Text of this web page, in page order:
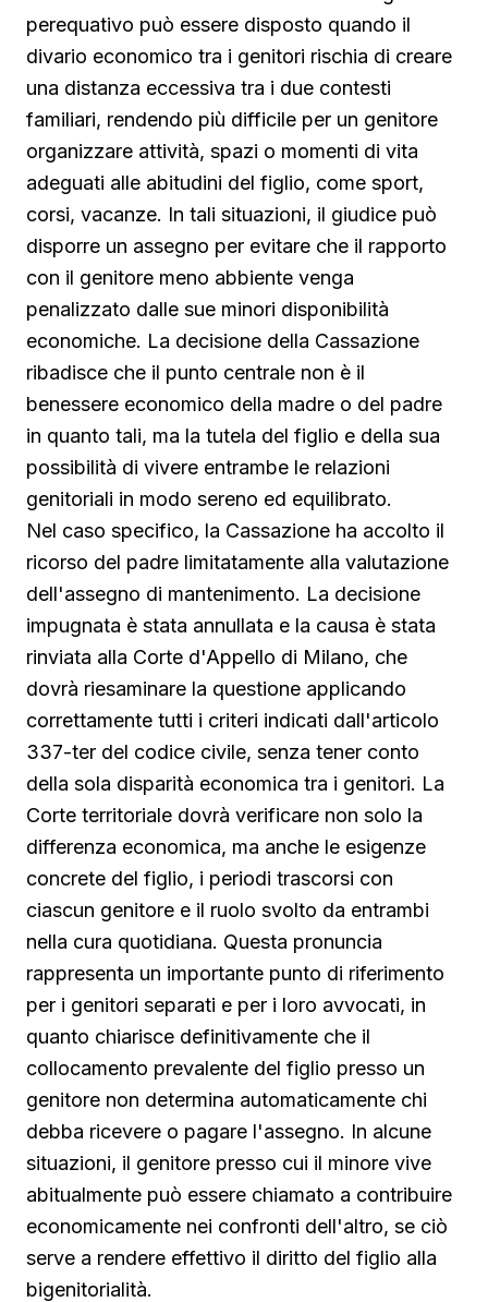
perequativo può essere disposto quando il
divario economico tra i genitori rischia di creare
una distanza eccessiva tra i due contesti
familiari, rendendo più difficile per un genitore
organizzare attività, spazi o momenti di vita
adeguati alle abitudini del figlio, come sport,
corsi, vacanze. In tali situazioni, il giudice può
disporre un assegno per evitare che il rapporto
con il genitore meno abbiente venga
penalizzato dalle sue minori disponibilità
economiche. La decisione della Cassazione
ribadisce che il punto centrale non è il
benessere economico della madre o del padre
in quanto tali, ma la tutela del figlio e della sua
possibilità di vivere entrambe le relazioni
genitoriali in modo sereno ed equilibrato.
Nel caso specifico, la Cassazione ha accolto il
ricorso del padre limitatamente alla valutazione
dell'assegno di mantenimento. La decisione
impugnata è stata annullata e la causa è stata
rinviata alla Corte d'Appello di Milano, che
dovrà riesaminare la questione applicando
correttamente tutti i criteri indicati dall'articolo
337-ter del codice civile, senza tener conto
della sola disparità economica tra i genitori. La
Corte territoriale dovrà verificare non solo la
differenza economica, ma anche le esigenze
concrete del figlio, i periodi trascorsi con
ciascun genitore e il ruolo svolto da entrambi
nella cura quotidiana. Questa pronuncia
rappresenta un importante punto di riferimento
per i genitori separati e per i loro avvocati, in
quanto chiarisce definitivamente che il
collocamento prevalente del figlio presso un
genitore non determina automaticamente chi
debba ricevere o pagare l'assegno. In alcune
situazioni, il genitore presso cui il minore vive
abitualmente può essere chiamato a contribuire
economicamente nei confronti dell'altro, se ciò
serve a rendere effettivo il diritto del figlio alla
bigenitorialità.